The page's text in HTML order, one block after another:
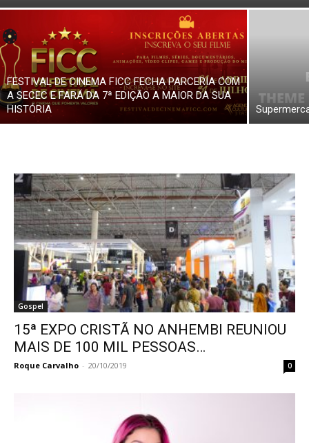
FESTIVAL DE CINEMA FICC FECHA PARCERIA COM
A SECEC E FARÁ DA 7ª EDIÇÃO A MAIOR DA SUA
HISTÓRIA
Gospel
15ª EXPO CRISTÃ NO ANHEMBI REUNIOU
MAIS DE 100 MIL PESSOAS…
Roque Carvalho - 20/10/2019 0